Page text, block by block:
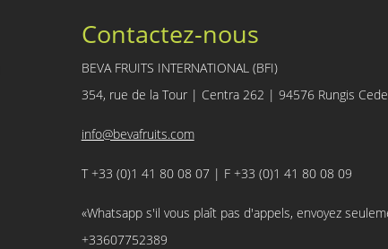
Contactez-nous
BEVA FRUITS INTERNATIONAL (BFI)
354, rue de la Tour | Centra 262 | 94576 Rungis
info@bevafruits.com
T +33 (0)1 41 80 08 07 | F +33 (0)1 41 80 08 09
«Whatsapp s'il vous plaît pas d'appels, envoyez
+33607752389